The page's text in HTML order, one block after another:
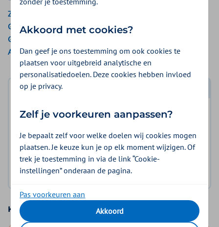
ZieZo
Gemeenten Optimaal
Gemeente Amsterdam
Aon Vitaal
Log in met DigiD
Log in en bekijk welke vergoeding en voorwaarden
Log in met DigiD
Geen DigiD? Vraag aan
Kies uw basisverzekering
Akkoord met cookies?
Dan geef je ons toestemming om ook cookies te
plaatsen voor uitgebreid analytische en
personalisatiedoelen. Deze cookies hebben invloed
op je privacy.
Zelf je voorkeuren aanpassen?
Je bepaalt zelf voor welke doelen wij cookies mogen
plaatsen. Je keuze kun je op elk moment wijzigen. Of
trek je toestemming in via de link “Cookie-
instellingen” onderaan de pagina.
Pas voorkeuren aan
Akkoord